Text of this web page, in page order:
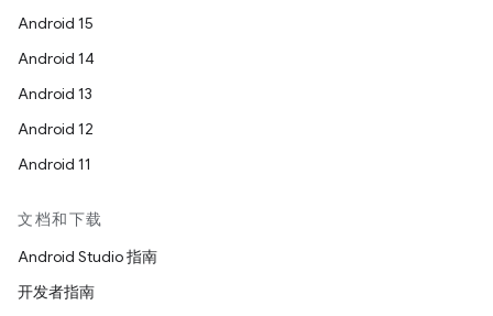
Android 15
Android 14
Android 13
Android 12
Android 11
文档和下载
Android Studio 指南
开发者指南